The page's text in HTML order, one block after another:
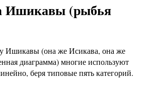
Ишикавы (рыбья
Ишикавы (она же Исикава, она же
диаграмма) многие используют
беря типовые пять категорий.